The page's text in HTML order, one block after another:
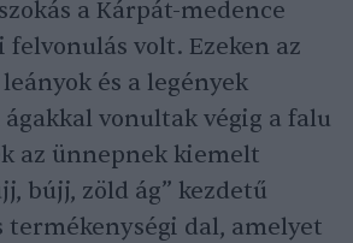
a Kárpát-medence
volt. Ezeken az
és a legények
vonultak végig a falu
az ünnepnek kiemelt
bújj, zöld ág” kezdetű
termékenységi dal, amelyet